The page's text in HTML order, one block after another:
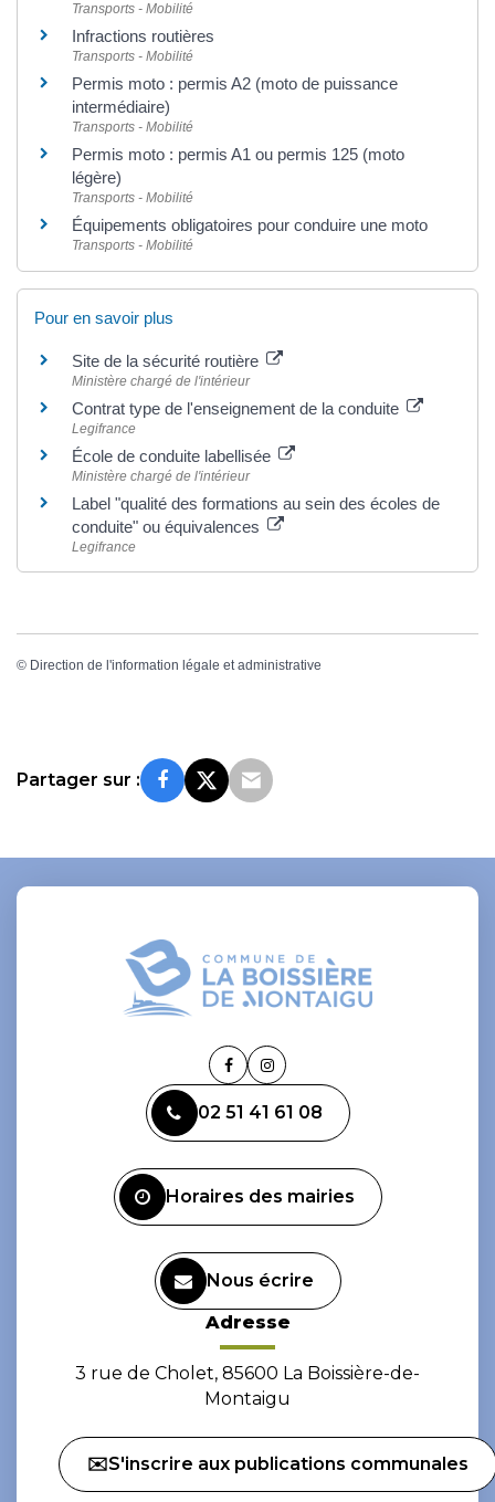
Transports - Mobilité
Infractions routières
Transports - Mobilité
Permis moto : permis A2 (moto de puissance
intermédiaire)
Transports - Mobilité
Permis moto : permis A1 ou permis 125 (moto
légère)
Transports - Mobilité
Équipements obligatoires pour conduire une moto
Transports - Mobilité
Pour en savoir plus
Site de la sécurité routière
Ministère chargé de l'intérieur
Contrat type de l'enseignement de la conduite
Legifrance
École de conduite labellisée
Ministère chargé de l'intérieur
Label "qualité des formations au sein des écoles de
conduite" ou équivalences
Legifrance
© Direction de l'information légale et administrative
Partager sur :
Lien
le
compte
Lien
le
compte
02 51 41 61 08
Horaires des mairies
Nous écrire
Adresse
3 rue de Cholet, 85600 La Boissière-de-
Montaigu
✉️S'inscrire aux publications communales